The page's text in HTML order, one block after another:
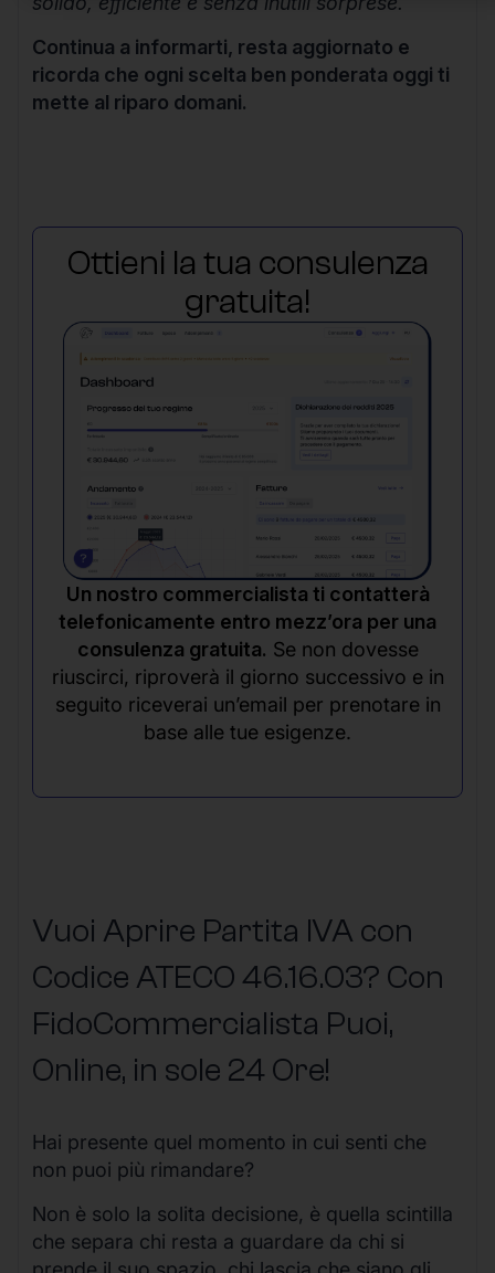
Continua a informarti, resta aggiornato e
ricorda che ogni scelta ben ponderata oggi ti
mette al riparo domani.
Ottieni la tua consulenza
gratuita!
Un nostro commercialista ti contatterà
telefonicamente entro mezz’ora per una
consulenza gratuita. Se non dovesse
riuscirci, riproverà il giorno successivo e in
seguito riceverai un’email per prenotare in
base alle tue esigenze.
Vuoi Aprire Partita IVA con
Codice ATECO 46.16.03? Con
FidoCommercialista Puoi,
Online, in sole 24 Ore!
Hai presente quel momento in cui senti che
non puoi più rimandare?
Non è solo la solita decisione, è quella scintilla
che separa chi resta a guardare da chi si